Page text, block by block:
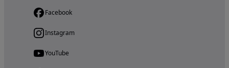
Facebook
Instagram
YouTube